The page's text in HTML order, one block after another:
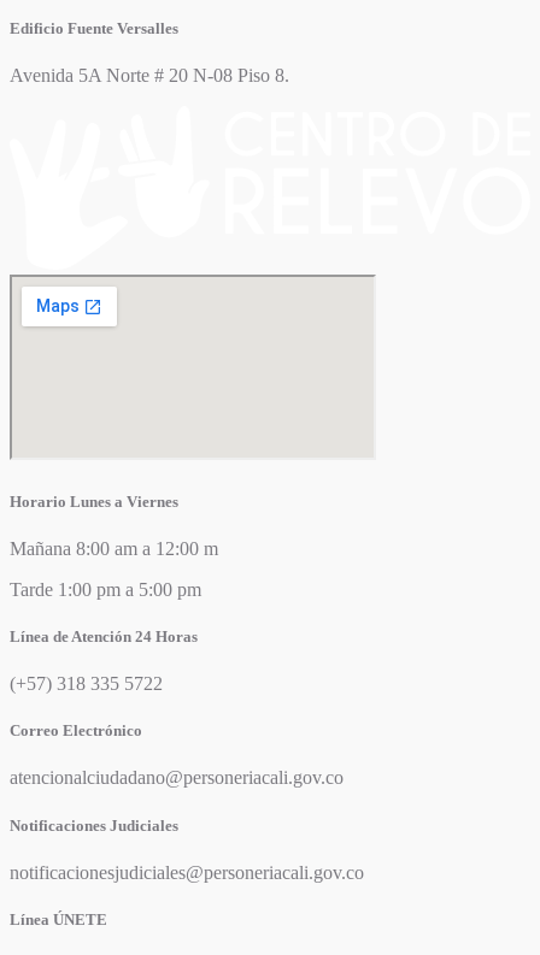
Edificio Fuente Versalles
Avenida 5A Norte # 20 N-08 Piso 8.
Horario Lunes a Viernes
Mañana 8:00 am a 12:00 m
Tarde 1:00 pm a 5:00 pm
Línea de Atención 24 Horas
(+57) 318 335 5722
Correo Electrónico
atencionalciudadano@personeriacali.gov.co
Notificaciones Judiciales
notificacionesjudiciales@personeriacali.gov.co
Línea ÚNETE